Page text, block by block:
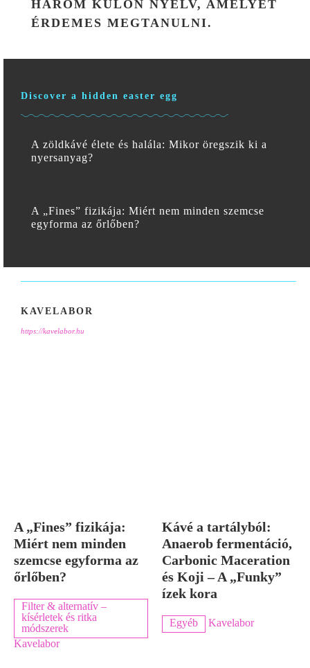
HÁROM KÜLÖN NYELV, AMELYET
ÉRDEMES MEGTANULNI.
Discover a hidden easter egg
A zöldkávé élete és halála: Mikor öregszik ki a
nyersanyag?
A „Fines” fizikája: Miért nem minden szemcse
egyforma az őrlőben?
KAVELABOR
https://kavelabor.hu
A „Fines” fizikája:
Miért nem minden
szemcse egyforma az
őrlőben?
Filter & alternatív –
kísérletek és ritka
módszerek
Kavelabor
Kávé a tartályból:
Anaerob fermentáció,
Carbonic Maceration
és Koji – A „Funky”
ízek kora
Egyéb Kavelabor